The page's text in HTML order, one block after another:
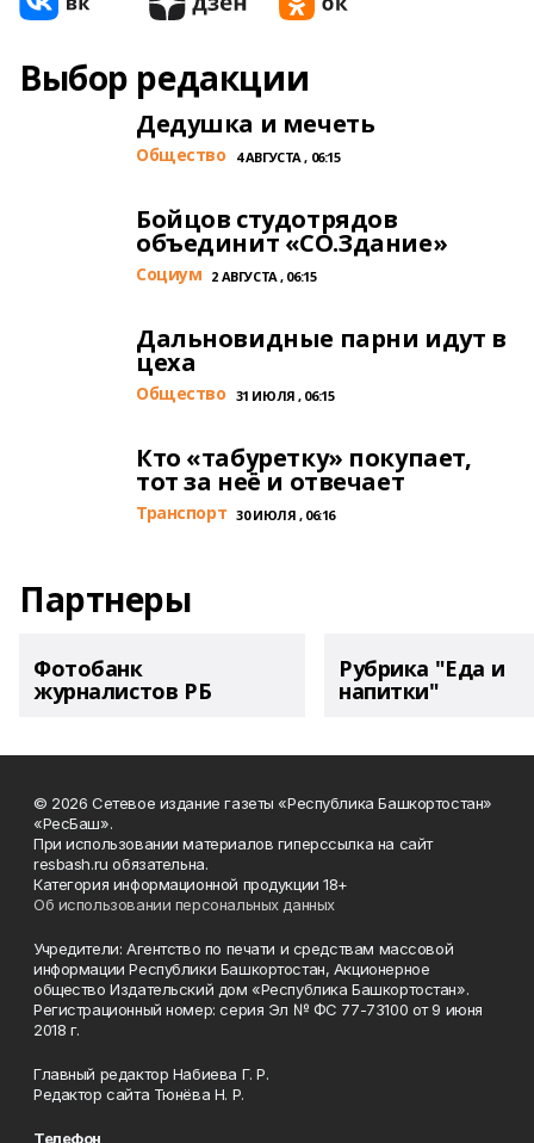
Выбор редакции
Дедушка и мечеть
Общество 4 АВГУСТА , 06:15
Бойцов студотрядов
объединит «СО.Здание»
Cоциум 2 АВГУСТА , 06:15
Дальновидные парни идут в
цеха
Общество 31 ИЮЛЯ , 06:15
Кто «табуретку» покупает,
тот за неё и отвечает
Транспорт 30 ИЮЛЯ , 06:16
Партнеры
Фотобанк
журналистов РБ
Рубрика "Еда и
напитки"
© 2026 Сетевое издание газеты «Республика Башкортостан»
«РесБаш».
При использовании материалов гиперссылка на сайт
resbash.ru обязательна.
Категория информационной продукции 18+
Об использовании персональных данных
Учредители: Агентство по печати и средствам массовой
информации Республики Башкортостан, Акционерное
общество Издательский дом «Республика Башкортостан».
Регистрационный номер: серия Эл № ФС 77-73100 от 9 июня
2018 г.
Главный редактор Набиева Г. Р.
Редактор сайта Тюнёва Н. Р.
Телефон